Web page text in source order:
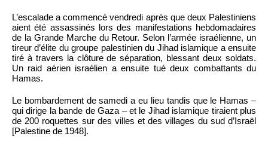
L’escalade a commencé vendredi après que deux Palestiniens
aient été assassinés lors des manifestations hebdomadaires
de la Grande Marche du Retour. Selon l’armée israélienne, un
tireur d’élite du groupe palestinien du Jihad islamique a ensuite
tiré à travers la clôture de séparation, blessant deux soldats.
Un raid aérien israélien a ensuite tué deux combattants du
Hamas.
Le bombardement de samedi a eu lieu tandis que le Hamas –
qui dirige la bande de Gaza – et le Jihad islamique tiraient plus
de 200 roquettes sur des villes et des villages du sud d’Israël
[Palestine de 1948].